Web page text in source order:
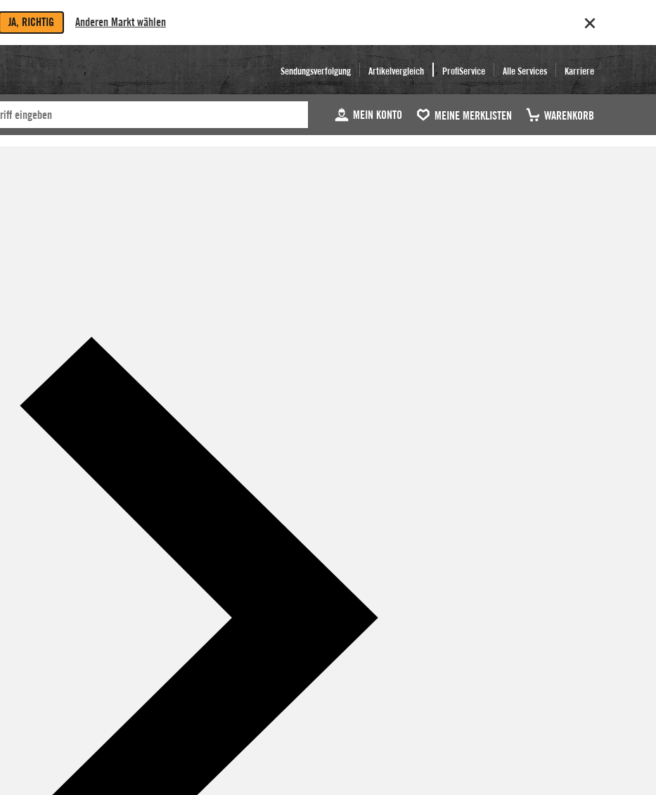
JA, RICHTIG Anderen Markt wählen
Sendungsverfolgung Artikelvergleich ProfiService Alle Services Karriere
MEIN KONTO MEINE MERKLISTEN WARENKORB